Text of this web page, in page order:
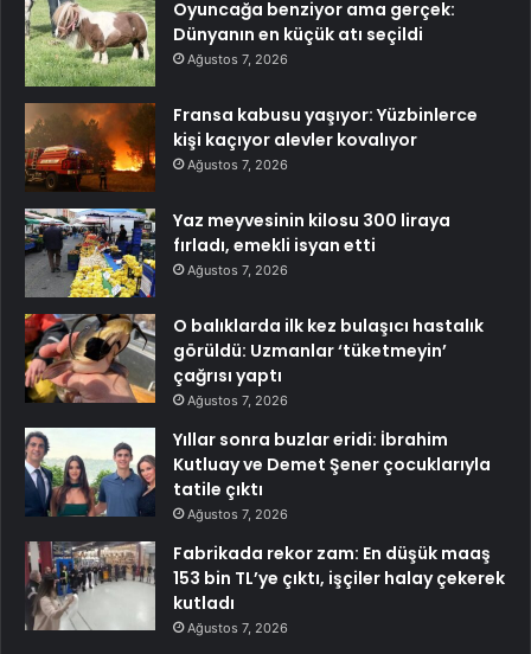
Oyuncağa benziyor ama gerçek:
Dünyanın en küçük atı seçildi
Ağustos 7, 2026
Fransa kabusu yaşıyor: Yüzbinlerce
kişi kaçıyor alevler kovalıyor
Ağustos 7, 2026
Yaz meyvesinin kilosu 300 liraya
fırladı, emekli isyan etti
Ağustos 7, 2026
O balıklarda ilk kez bulaşıcı hastalık
görüldü: Uzmanlar ‘tüketmeyin’
çağrısı yaptı
Ağustos 7, 2026
Yıllar sonra buzlar eridi: İbrahim
Kutluay ve Demet Şener çocuklarıyla
tatile çıktı
Ağustos 7, 2026
Fabrikada rekor zam: En düşük maaş
153 bin TL’ye çıktı, işçiler halay çekerek
kutladı
Ağustos 7, 2026